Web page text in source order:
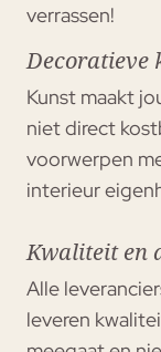
verrassen!
Decoratieve
Kunst maakt
niet direct
voorwerpen
interieur
Kwaliteit en
Alle
leveren